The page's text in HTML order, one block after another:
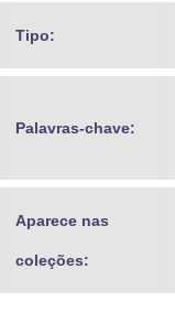
Tipo:
Palavras-chave:
Aparece nas
coleções: